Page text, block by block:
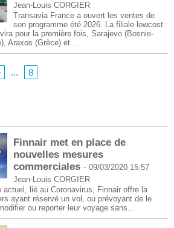
Jean-Louis CORGIER
Transavia France a ouvert les ventes de
son programme été 2026. La filiale lowcost
pour la première fois, Sarajevo (Bosnie-
Araxos (Grèce) et...
... 8
Finnair met en place de
nouvelles mesures
commerciales - 09/03/2020 15:57
Jean-Louis CORGIER
lié au Coronavirus, Finnair offre la
ayant réservé un vol, ou prévoyant de le
ou reporter leur voyage sans...